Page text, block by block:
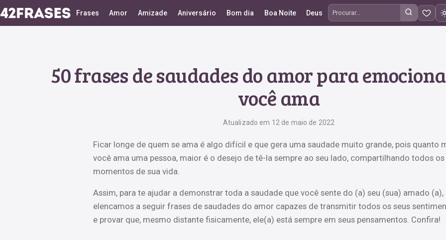
Frases Amor Amizade Aniversário Bom dia Boa Noite Deus
Procurar frases
50 frases de saudades do amor para
você ama
Atualizado em 12 de maio de 2022
Ficar longe de quem se ama é algo difícil e que gera uma saudade muito grande, pois quanto
você ama uma pessoa, maior é o desejo de tê-la sempre ao seu lado, compartilhando todos os
momentos de sua vida.
Assim, para te ajudar a demonstrar toda a saudade que você sente do (a) seu (sua) amado (a),
elencamos a seguir frases de saudades do amor capazes de transmitir todos os seus
e provar que, mesmo distante fisicamente, ele(a) está sempre em seus pensamentos. Confira!